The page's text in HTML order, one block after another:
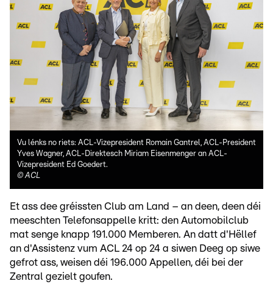
Vu lénks no riets: ACL-Vizepresident Romain Gantrel, ACL-President
Yves Wagner, ACL-Direktesch Miriam Eisenmenger an ACL-
Vizepresident Ed Goedert.
©ACL
Et ass dee gréissten Club am Land – an deen, deen déi
meeschten Telefonsappelle kritt: den Automobilclub
mat senge knapp 191.000 Memberen. An datt d'Hëllef
an d'Assistenz vum ACL 24 op 24 a siwen Deeg op siwe
gefrot ass, weisen déi 196.000 Appellen, déi bei der
Zentral gezielt goufen.